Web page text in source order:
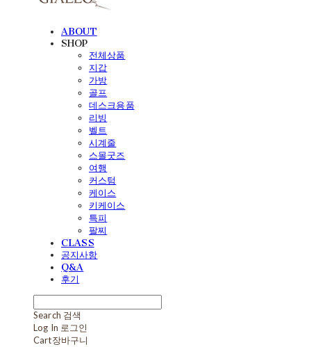
ABOUT
SHOP
전체상품
지갑
가방
골프
데스크용품
리빙
벨트
시계줄
스몰굿즈
여행
커스텀
케이스
키케이스
특피
팔찌
CLASS
공지사항
Q&A
후기
Search 검색
Log In 로그인
Cart장바구니